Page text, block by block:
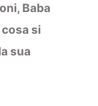
Baba
si
sua